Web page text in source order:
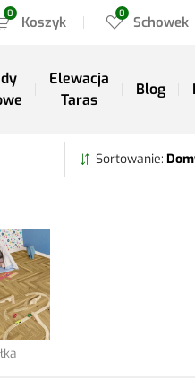
Koszyk Schowek
Elewacja
Taras
Blog
Sortowanie